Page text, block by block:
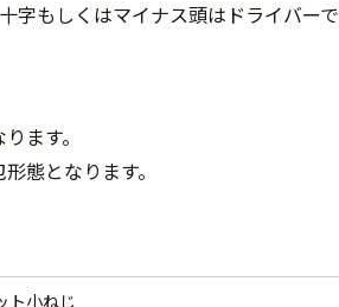
字もしくはマイナス頭はドライバーで
ます。
態となります。
ト小ねじ